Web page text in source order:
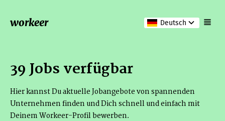
workeer Deutsch
39 Jobs verfügbar
Hier kannst Du aktuelle Jobangebote von spannenden
Unternehmen finden und Dich schnell und einfach mit
Deinem Workeer-Profil bewerben.